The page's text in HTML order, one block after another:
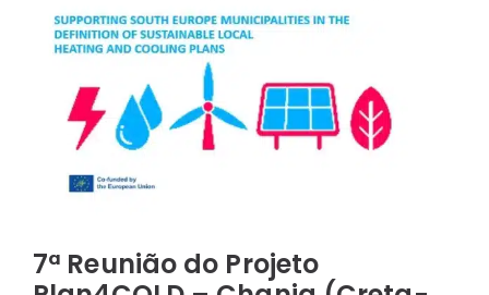
7ª Reunião do Projeto